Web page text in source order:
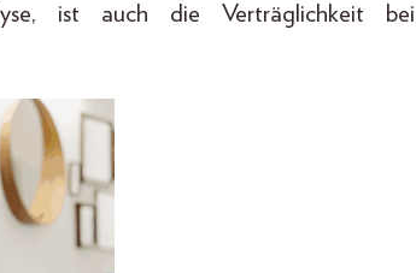
ist auch die Verträglichkeit bei